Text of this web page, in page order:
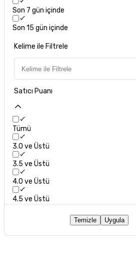
Son 7 gün içinde
Son 15 gün içinde
Kelime ile Filtrele
Satıcı Puanı
Tümü
3.0 ve Üstü
3.5 ve Üstü
4.0 ve Üstü
4.5 ve Üstü
Temizle Uygula